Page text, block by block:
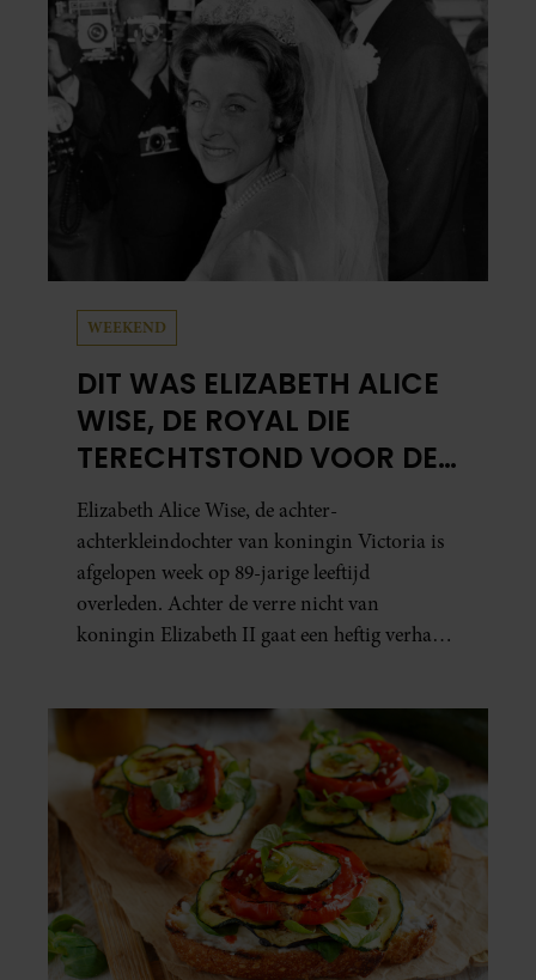
WEEKEND
DIT WAS ELIZABETH ALICE
WISE, DE ROYAL DIE
TERECHTSTOND VOOR DE
DOOD VAN HAAR BABY
Elizabeth Alice Wise, de achter-
achterkleindochter van koningin Victoria is
afgelopen week op 89-jarige leeftijd
overleden. Achter de verre nicht van
koningin Elizabeth II gaat een heftig verhaal